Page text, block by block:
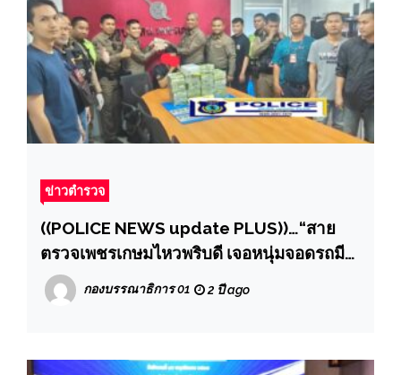
ข่าวตำรวจ
((POLICE NEWS update PLUS))…“สาย
ตรวจเพชรเกษมไหวพริบดี เจอหนุ่มจอดรถมี
พิรุธเรียกตรวจค้น เจอภาพยาไอซ์ ถ่ายไว้ใน
มือถือ ผกก.สั่งสืบสวนขยายผลตามยึดถึงบ้าน
กองบรรณาธิการ 01 2 ปี ago